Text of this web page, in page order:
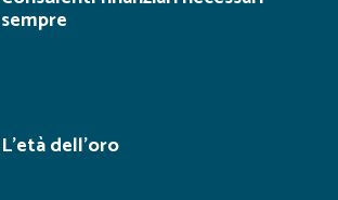
sempre
L’età dell’oro